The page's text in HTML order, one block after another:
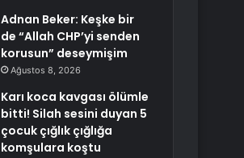
Adnan Beker: Keşke bir
de “Allah CHP’yi senden
korusun” deseymişim
Ağustos 8, 2026
Karı koca kavgası ölümle
bitti! Silah sesini duyan 5
çocuk çığlık çığlığa
komşulara koştu